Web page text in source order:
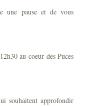
une pause et de vous
au coeur des Puces
souhaitent approfondir